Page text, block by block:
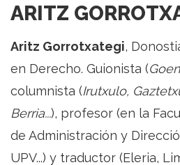
ARITZ
Aritz Gorrotxategi,
en Derecho. Guionista (
columnista (Irutxulo,
Berria...), profesor (en la
de Administración y
UPV...) y traductor (Eleria,